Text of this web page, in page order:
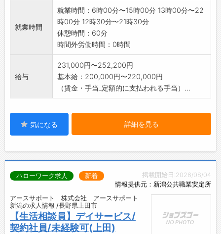
就業時間
就業時間：6時00分〜15時00分 13時00分〜22
時00分 12時30分〜21時30分
休憩時間：60分
時間外労働時間：0時間
給与
231,000円〜252,200円
基本給：200,000円〜220,000円
（賃金・手当_定額的に支払われる手当）...
気になる 詳細を見る
掲載開始日:2026/08/04
情報提供元：新潟公共職業安定所
ハローワーク求人 新着
アースサポート 株式会社 アースサポート
新潟の求人情報 /長野県上田市
【生活相談員】デイサービス/
契約社員/未経験可(上田)